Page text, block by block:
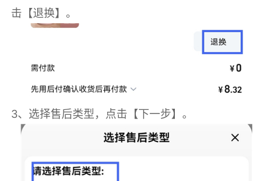
击【退换】。
3、选择售后类型，点击【下一步】。